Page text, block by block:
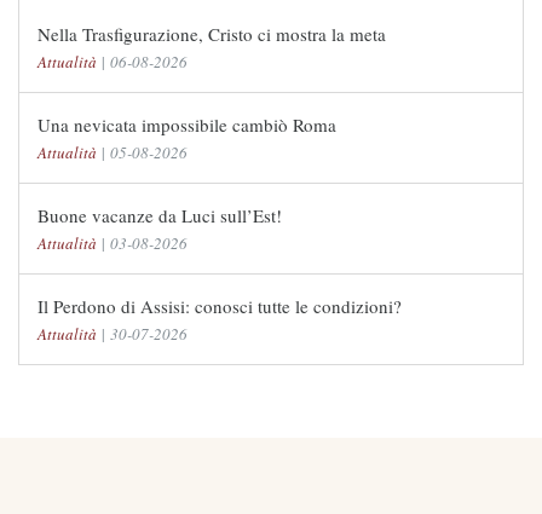
Nella Trasfigurazione, Cristo ci mostra la meta
Attualità | 06-08-2026
Una nevicata impossibile cambiò Roma
Attualità | 05-08-2026
Buone vacanze da Luci sull’Est!
Attualità | 03-08-2026
Il Perdono di Assisi: conosci tutte le condizioni?
Attualità | 30-07-2026